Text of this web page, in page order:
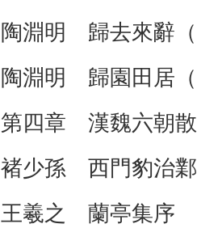
陶淵明 歸去來
陶淵明 歸園田
第四章 漢魏六
褚少孫 西門豹
王羲之 蘭亭集